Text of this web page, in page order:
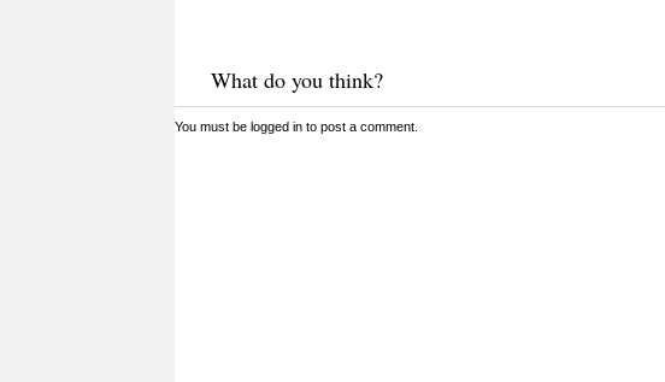
What do you think?
You must be logged into post a comment.